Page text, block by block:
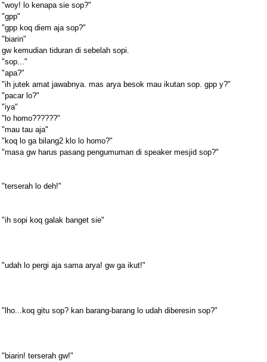
"woy! lo kenapa sie sop?"
"gpp"
"gpp koq diem aja sop?"
"biarin"
gw kemudian tiduran di sebelah sopi.
"sop..."
"apa?"
"ih jutek amat jawabnya. mas arya besok mau ikutan sop. gpp y?"
"pacar lo?"
"iya"
"lo homo??????"
"mau tau aja"
"koq lo ga bilang2 klo lo homo?"
"masa gw harus pasang pengumuman di speaker mesjid sop?"
"terserah lo deh!"
"ih sopi koq galak banget sie"
"udah lo pergi aja sama arya! gw ga ikut!"
"lho...koq gitu sop? kan barang-barang lo udah diberesin sop?"
"biarin! terserah gw!"